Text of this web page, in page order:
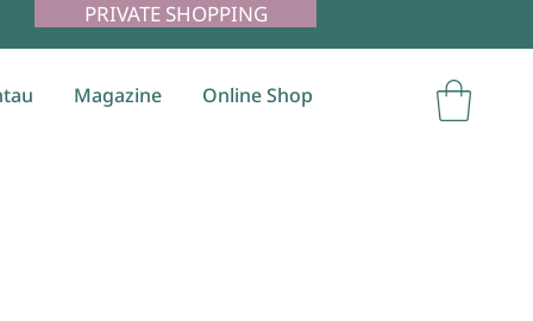
PRIVATE SHOPPING
Magazine Online Shop